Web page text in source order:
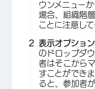
ウンメニュー
場合、組織階
ことに注意して
表示オプション
のドロップダ
者はそこから
すことができま
ると、参加者